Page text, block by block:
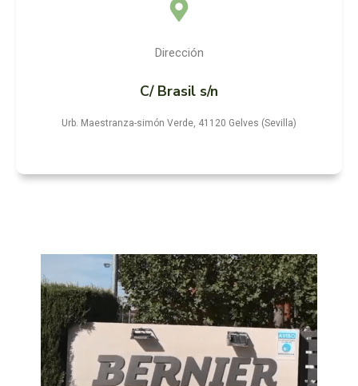
Dirección
C/ Brasil s/n
Urb. Maestranza-simón Verde, 41120 Gelves (Sevilla)